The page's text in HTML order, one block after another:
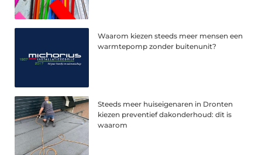
Waarom kiezen steeds meer mensen een
warmtepomp zonder buitenunit?
Steeds meer huiseigenaren in Dronten
kiezen preventief dakonderhoud: dit is
waarom